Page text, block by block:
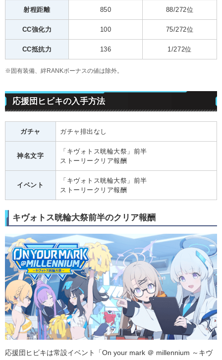
射程距離 850 88/272位
CC強化力 100 75/272位
CC抵抗力 136 1/272位
※固有装備、絆RANKボーナスの値は除外。
応援団ヒビキの入手方法
ガチャ ガチャ排出なし
神名文字
「キヴォトス晄輪大祭」前半
ストーリークリア報酬
イベント
「キヴォトス晄輪大祭」前半
ストーリークリア報酬
キヴォトス晄輪大祭前半のクリア報酬
応援団ヒビキは常設イベント「On your mark ＠ millennium ～キヴ